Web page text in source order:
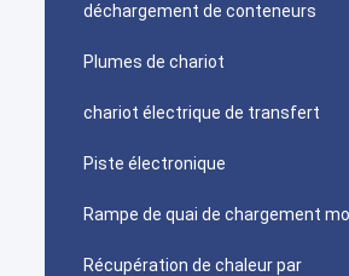
déchargement de conteneurs
Plumes de chariot
chariot électrique de transfert
Piste électronique
Rampe de quai de chargement
Récupération de chaleur par